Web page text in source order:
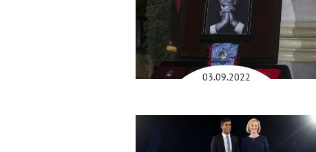
03.09.2022